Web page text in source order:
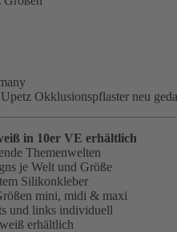
in 10er VE erhältlich
Themenwelten
je Welt und Größe
Silikonkleber
mini, midi & maxi
und links individuell
erhältlich